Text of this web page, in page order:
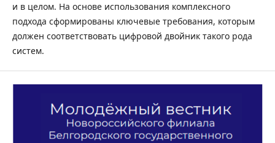
и в целом. На основе использования комплексного
подхода сформированы ключевые требования, которым
должен соответствовать цифровой двойник такого рода
систем.